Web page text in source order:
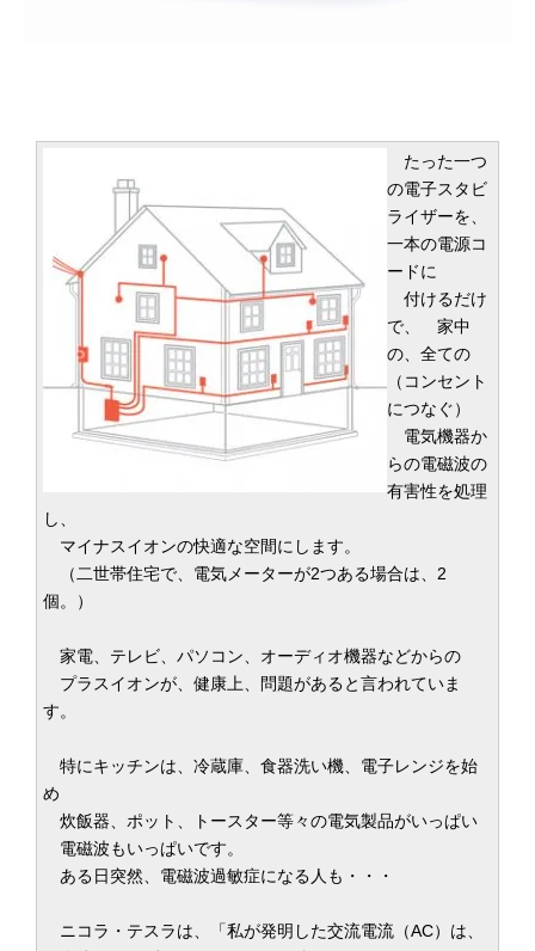
たった一つ
の電子スタビ
ライザーを、
一本の電源コ
ードに
付けるだけ
で、 家中
の、全ての
（コンセント
につなぐ）
電気機器か
らの電磁波の
有害性を処理
し、
マイナスイオンの快適な空間にします。
（二世帯住宅で、電気メーターが2つある場合は、2
個。）
家電、テレビ、パソコン、オーディオ機器などからの
プラスイオンが、健康上、問題があると言われていま
す。
特にキッチンは、冷蔵庫、食器洗い機、電子レンジを始
め
炊飯器、ポット、トースター等々の電気製品がいっぱい
電磁波もいっぱいです。
ある日突然、電磁波過敏症になる人も・・・
ニコラ・テスラは、「私が発明した交流電流（AC）は、